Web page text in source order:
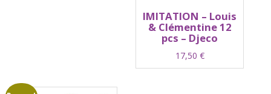
IMITATION – Louis
& Clémentine 12
pcs – Djeco
17,50 €